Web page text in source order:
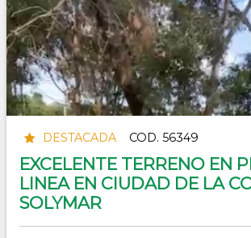
DESTACADA COD. 56349
EXCELENTE TERRENO EN
LINEA EN CIUDAD DE LA
SOLYMAR